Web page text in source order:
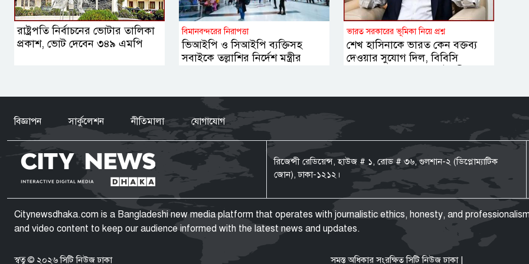
রাষ্ট্রপতি নির্বাচনের ভোটার তালিকা
প্রকাশ, ভোট দেবেন ৩৪৯ এমপি
বিমানবন্দরের নিরাপত্তা
ভিআইপি ও সিআইপি ব্যক্তিসহ
সবাইকে তল্লাশির নির্দেশ মন্ত্রীর
ভারত সরকারের ভূমিকা নিয়ে প্রশ্ন
শেখ হাসিনাকে ভারত কেন বক্তব্য
দেওয়ার সুযোগ দিল, বিবিসি
বিজ্ঞাপন সার্কুলেশন নীতিমালা যোগাযোগ
রিজেন্সী রেডিয়েন্স, হাউজ # ১, রোড # ৩৬, গুলশান-২ (ডিপ্লোম্যাটিক
জোন), ঢাকা-১২১২।
Citynewsdhaka.com is a Bangladeshi new media platform that operates with journalistic ethics, honesty, and
and video content to keep our audience informed with the latest news and updates.
স্বত্ব © ২০২৬ সিটি নিউজ ঢাকা সমস্ত অধিকার সংরক্ষিত সিটি নিউজ ঢাকা |